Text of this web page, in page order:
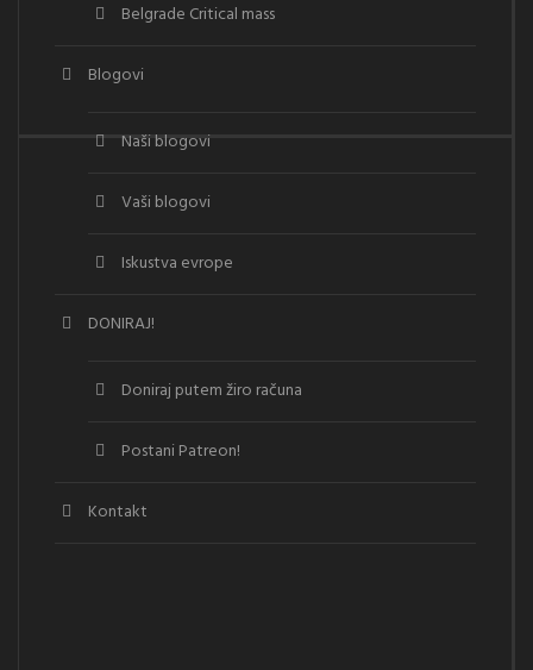
Belgrade Critical mass
Blogovi
Naši blogovi
Vaši blogovi
Iskustva evrope
DONIRAJ!
Doniraj putem žiro računa
Postani Patreon!
Kontakt